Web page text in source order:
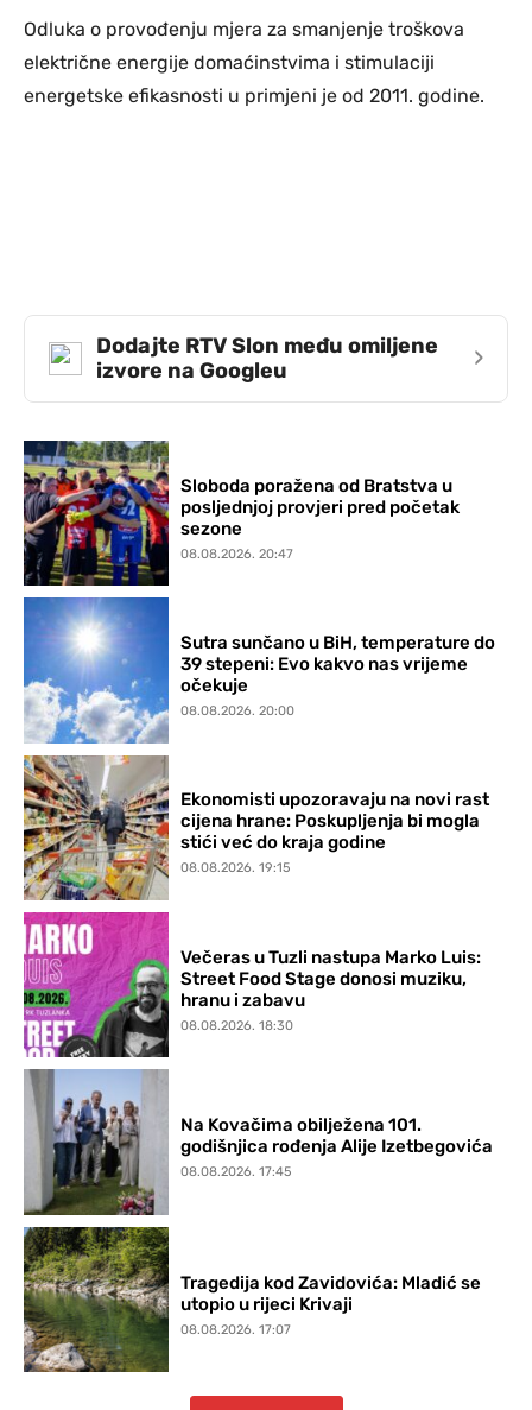
Odluka o provođenju mjera za smanjenje troškova
električne energije domaćinstvima i stimulaciji
energetske efikasnosti u primjeni je od 2011. godine.
Dodajte RTV Slon među omiljene
izvore na Googleu
›
Sloboda poražena od Bratstva u
posljednjoj provjeri pred početak
sezone
08.08.2026. 20:47
Sutra sunčano u BiH, temperature do
39 stepeni: Evo kakvo nas vrijeme
očekuje
08.08.2026. 20:00
Ekonomisti upozoravaju na novi rast
cijena hrane: Poskupljenja bi mogla
stići već do kraja godine
08.08.2026. 19:15
Večeras u Tuzli nastupa Marko Luis:
Street Food Stage donosi muziku,
hranu i zabavu
08.08.2026. 18:30
Na Kovačima obilježena 101.
godišnjica rođenja Alije Izetbegovića
08.08.2026. 17:45
Tragedija kod Zavidovića: Mladić se
utopio u rijeci Krivaji
08.08.2026. 17:07